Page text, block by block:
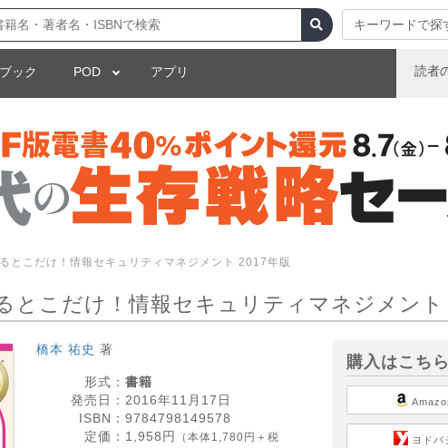
キーワードで探
ック POD アプリ 読者
とこだけ！情報セキュリティマネジメント 2017年版
とこだけ！情報セキュリティマネジメン
橋本 祐史 著
形式： 書籍
発売日： 2016年11月17日
ISBN： 9784798149578
定価： 1,958 円
（本体1,780円＋税
購入はこち
ヨドバ